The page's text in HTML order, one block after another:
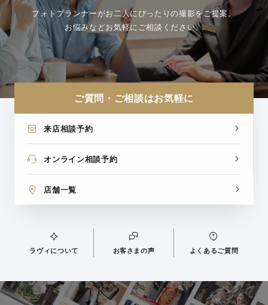
フォトプランナーがお二人にぴったりの撮影をご提案。
お悩みなどお気軽にご相談ください。
ご質問・ご相談はお気軽に
来店相談予約
オンライン相談予約
店舗一覧
ラヴィについて お客さまの声 よくあるご質問